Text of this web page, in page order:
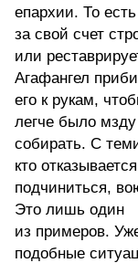
епархии. То
за свой счет
или
Агафангел
его к рукам,
легче было мзду
собирать. С
кто отказывается
подчиниться,
Это лишь один
из примеров.
подобные